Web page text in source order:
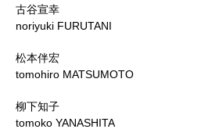
古谷宣幸
noriyuki FURUTANI
松本伴宏
tomohiro MATSUMOTO
柳下知子
tomoko YANASHITA